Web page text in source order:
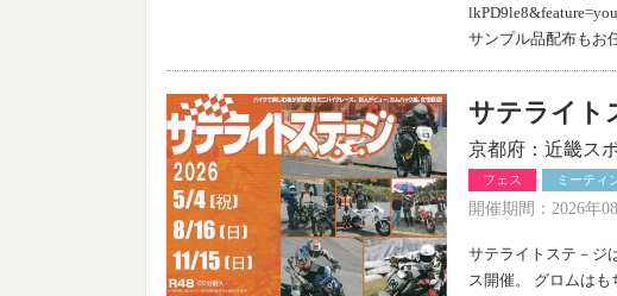
サンプル品配布もお
サテライト
京都府：近畿ス
フェス ミーティ
開催期間：2026年
サテライトステ－ジ
ス開催。 グロムは